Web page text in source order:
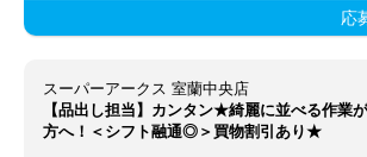
応
スーパーアークス 室蘭中央店
【品出し担当】カンタン★綺麗に並べる作業
方へ！＜シフト融通◎＞買物割引あり★